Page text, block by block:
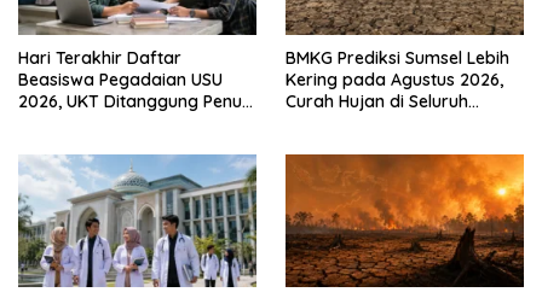
Hari Terakhir Daftar
Beasiswa Pegadaian USU
2026, UKT Ditanggung Penuh
BMKG Prediksi Sumsel Lebih
Kering pada Agustus 2026,
Curah Hujan di Seluruh